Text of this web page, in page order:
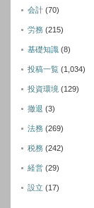
会計 (70)
労務 (215)
基礎知識 (8)
投稿一覧 (1,034)
投資環境 (129)
撤退 (3)
法務 (269)
税務 (242)
経営 (29)
設立 (17)